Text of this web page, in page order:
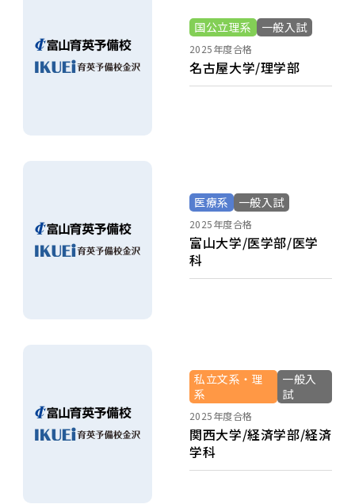
国公立理系 一般入試
2025年度合格
名古屋大学/理学部
医療系 一般入試
2025年度合格
富山大学/医学部/医学
科
私立文系・理
系
一般入
試
2025年度合格
関西大学/経済学部/経済
学科